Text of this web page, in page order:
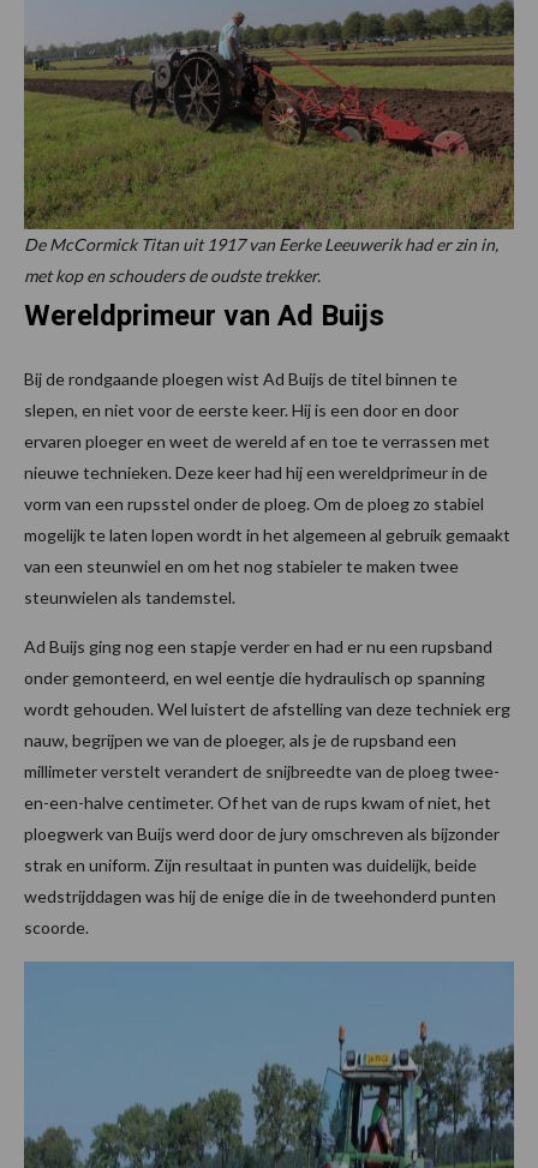
De McCormick Titan uit 1917 van Eerke Leeuwerik had er zin in,
met kop en schouders de oudste trekker.
Wereldprimeur van Ad Buijs
Bij de rondgaande ploegen wist Ad Buijs de titel binnen te
slepen, en niet voor de eerste keer. Hij is een door en door
ervaren ploeger en weet de wereld af en toe te verrassen met
nieuwe technieken. Deze keer had hij een wereldprimeur in de
vorm van een rupsstel onder de ploeg. Om de ploeg zo stabiel
mogelijk te laten lopen wordt in het algemeen al gebruik gemaakt
van een steunwiel en om het nog stabieler te maken twee
steunwielen als tandemstel.
Ad Buijs ging nog een stapje verder en had er nu een rupsband
onder gemonteerd, en wel eentje die hydraulisch op spanning
wordt gehouden. Wel luistert de afstelling van deze techniek erg
nauw, begrijpen we van de ploeger, als je de rupsband een
millimeter verstelt verandert de snijbreedte van de ploeg twee-
en-een-halve centimeter. Of het van de rups kwam of niet, het
ploegwerk van Buijs werd door de jury omschreven als bijzonder
strak en uniform. Zijn resultaat in punten was duidelijk, beide
wedstrijddagen was hij de enige die in de tweehonderd punten
scoorde.